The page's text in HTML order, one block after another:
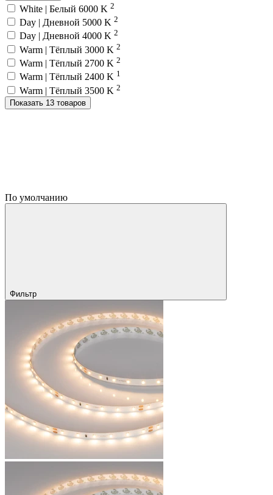
White | Белый 6000 K 2
Day | Дневной 5000 K 2
Day | Дневной 4000 K 2
Warm | Тёплый 3000 K 2
Warm | Тёплый 2700 K 2
Warm | Тёплый 2400 K 1
Warm | Тёплый 3500 K 2
Показать 13 товаров
По умолчанию
Фильтр